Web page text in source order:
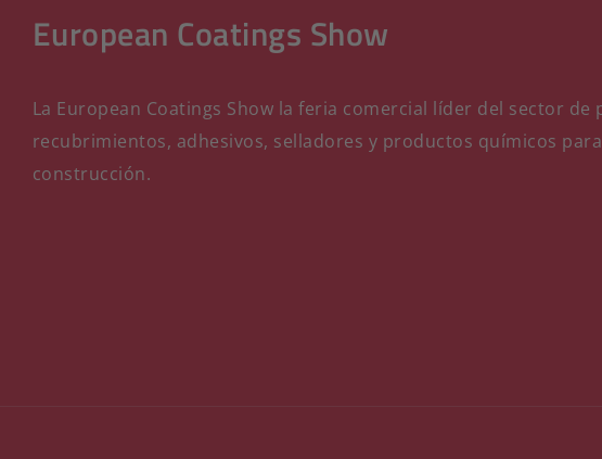
European Coatings Show
La European Coatings Show la feria comercial líder del sector de
recubrimientos, adhesivos, selladores y productos químicos
construcción.